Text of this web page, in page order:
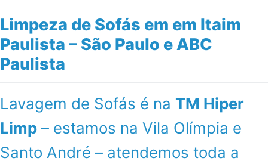
Limpeza de Sofás em em Itaim
Paulista – São Paulo e ABC
Paulista
Lavagem de Sofás é na TM Hiper
Limp – estamos na Vila Olímpia e
Santo André – atendemos toda a